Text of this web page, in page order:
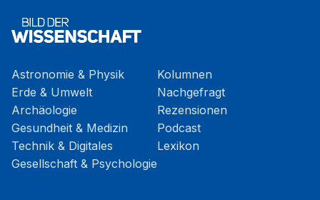
Astronomie & Physik
Erde & Umwelt
Archäologie
Gesundheit & Medizin
Technik & Digitales
Gesellschaft & Psychologie
Kolumnen
Nachgefragt
Rezensionen
Podcast
Lexikon